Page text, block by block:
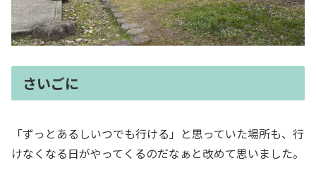
さいごに
「ずっとあるしいつでも行ける」と思っていた場所も、行
けなくなる日がやってくるのだなぁと改めて思いました。